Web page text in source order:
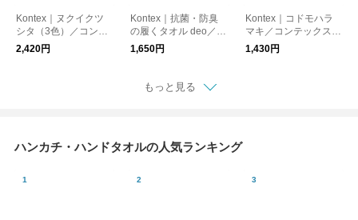
Kontex｜ヌクイクツ
シタ（3色）／コンテ
ックス／温活
2,420円
Kontex｜抗菌・防臭
の履くタオル deo／コ
ンテックス【ゆうパケ
ット対応】
1,650円
Kontex｜コドモハラ
マキ／コンテックス
【ゆうパケット対応】
1,430円
もっと見る
ハンカチ・ハンドタオルの人気ランキング